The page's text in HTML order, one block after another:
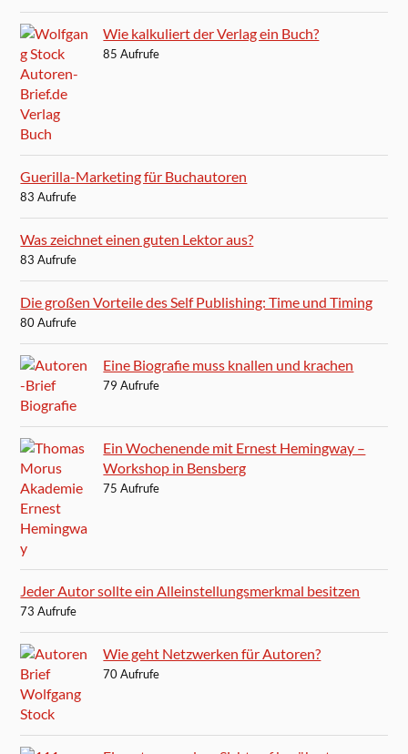
Wie kalkuliert der Verlag ein Buch?
85 Aufrufe
Guerilla-Marketing für Buchautoren
83 Aufrufe
Was zeichnet einen guten Lektor aus?
83 Aufrufe
Die großen Vorteile des Self Publishing: Time und Timing
80 Aufrufe
Eine Biografie muss knallen und krachen
79 Aufrufe
Ein Wochenende mit Ernest Hemingway –
Workshop in Bensberg
75 Aufrufe
Jeder Autor sollte ein Alleinstellungsmerkmal besitzen
73 Aufrufe
Wie geht Netzwerken für Autoren?
70 Aufrufe